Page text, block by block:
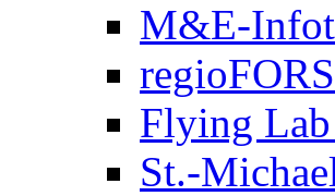
M&E-
Flying
St.-